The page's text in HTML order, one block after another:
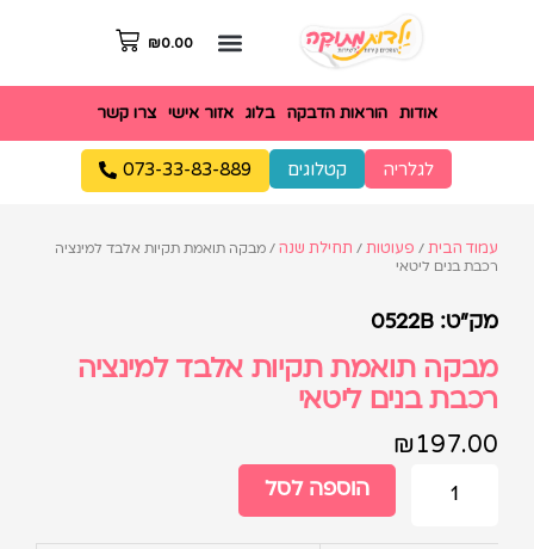
₪0.00
אודות הוראות הדבקה בלוג אזור אישי צרו קשר
לגלריה קטלוגים 073-33-83-889
עמוד הבית / פעוטות / תחילת שנה / מבקה תואמת תקיות אלבד למינציה
רכבת בנים ליטאי
מק"ט: 0522B
מבקה תואמת תקיות אלבד למינציה
רכבת בנים ליטאי
₪197.00
הוספה לסל